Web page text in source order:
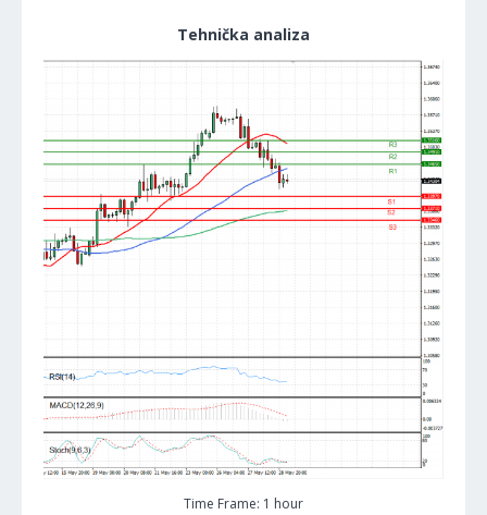
Tehnička analiza
Time Frame: 1 hour